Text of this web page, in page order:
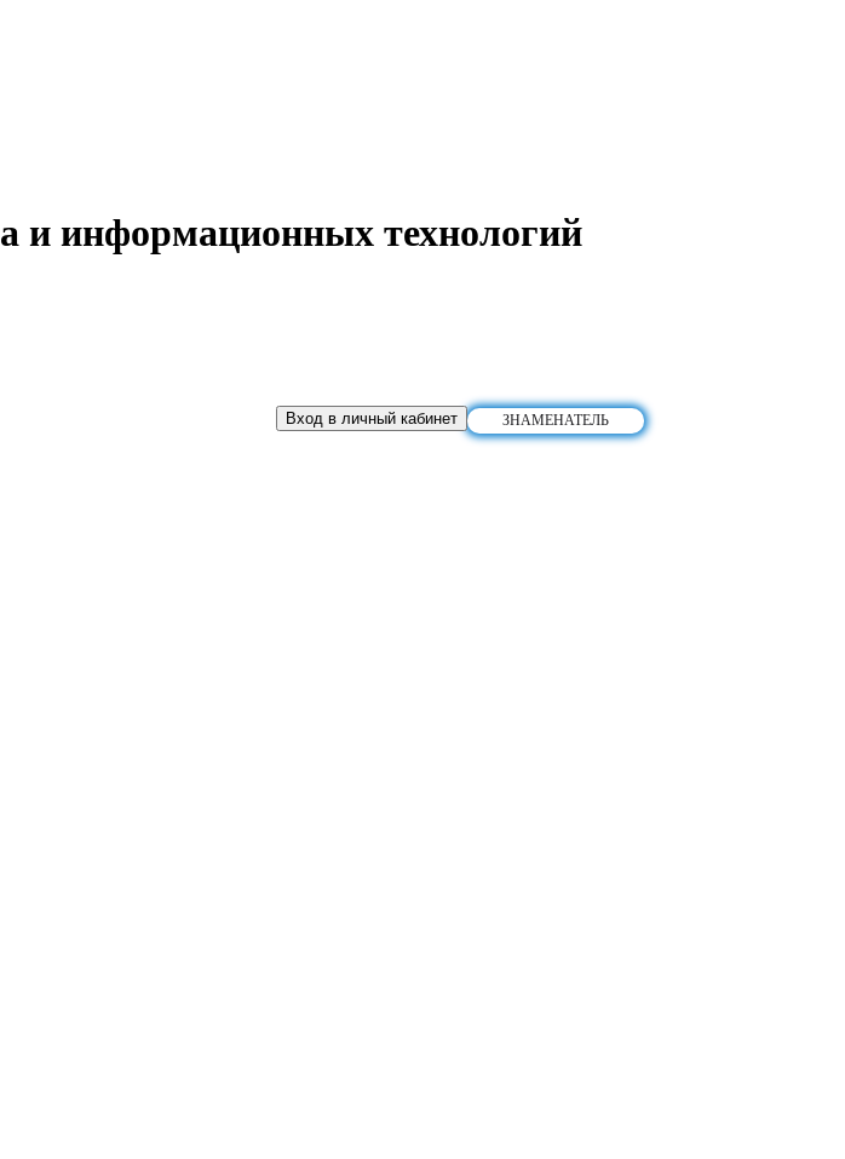
и информационных технологий
ЗНАМЕНАТЕЛЬ
Вход в личный кабинет